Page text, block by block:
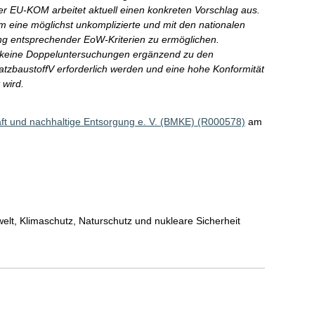
EU-KOM arbeitet aktuell einen konkreten Vorschlag aus.
eine möglichst unkomplizierte und mit den nationalen
entsprechender EoW-Kriterien zu ermöglichen.
Doppeluntersuchungen ergänzend zu den
erforderlich werden und eine hohe Konformität
und nachhaltige Entsorgung e. V. (BMKE) (R000578) am
Klimaschutz, Naturschutz und nukleare Sicherheit